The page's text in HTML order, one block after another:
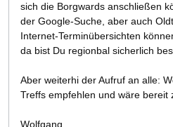
sich die Borgwards anschließen
der Google-Suche, aber auch
Internet-Terminübersichten
da bist Du regionbal sicherlich
Aber weiterhi der Aufruf an alle:
Treffs empfehlen und wäre bereit
Wolfgang